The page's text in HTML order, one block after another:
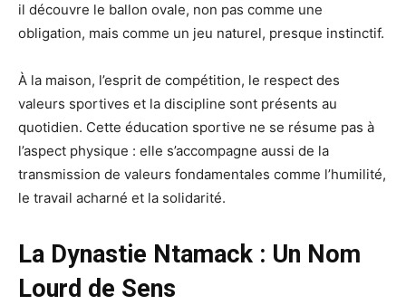
il découvre le ballon ovale, non pas comme une
obligation, mais comme un jeu naturel, presque instinctif.
À la maison, l’esprit de compétition, le respect des
valeurs sportives et la discipline sont présents au
quotidien. Cette éducation sportive ne se résume pas à
l’aspect physique : elle s’accompagne aussi de la
transmission de valeurs fondamentales comme l’humilité,
le travail acharné et la solidarité.
La Dynastie Ntamack : Un Nom
Lourd de Sens